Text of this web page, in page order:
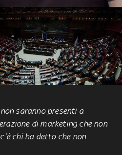
saranno presenti a
di marketing che non
chi ha detto che non